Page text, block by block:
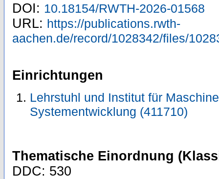
DOI: 10.18154/RWTH-2026-01568
URL: https://publications.rwth-
aachen.de/record/1028342/files/
Einrichtungen
Lehrstuhl und Institut für
Systementwicklung (411710)
Thematische Einordnung
DDC: 530